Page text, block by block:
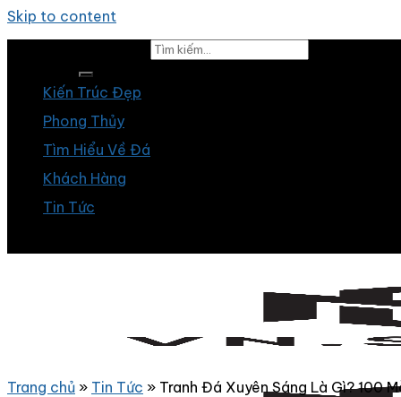
Skip to content
Kiến Trúc Đẹp
Phong Thủy
Tìm Hiểu Về Đá
Khách Hàng
Tin Tức
Trang chủ » Tin Tức » Tranh Đá Xuyên Sáng Là Gì? 100